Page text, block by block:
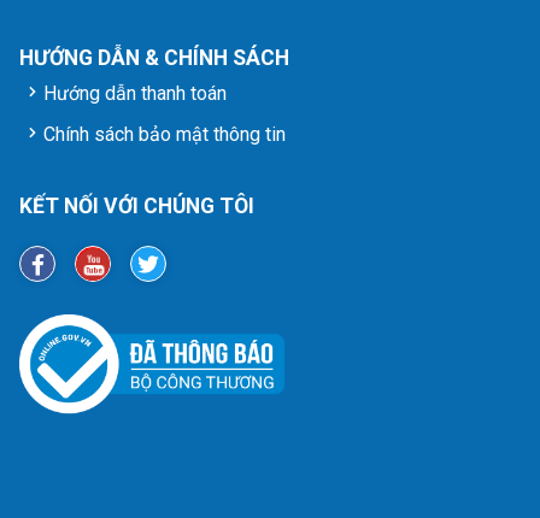
HƯỚNG DẪN & CHÍNH SÁCH
Hướng dẫn thanh toán
Chính sách bảo mật thông tin
KẾT NỐI VỚI CHÚNG TÔI